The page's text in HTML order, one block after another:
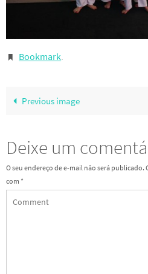
Bookmark.
Previous image
Deixe um
O seu endereço de e-mail não será publicado.
com *